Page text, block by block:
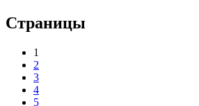
Страницы
1
2
3
4
5